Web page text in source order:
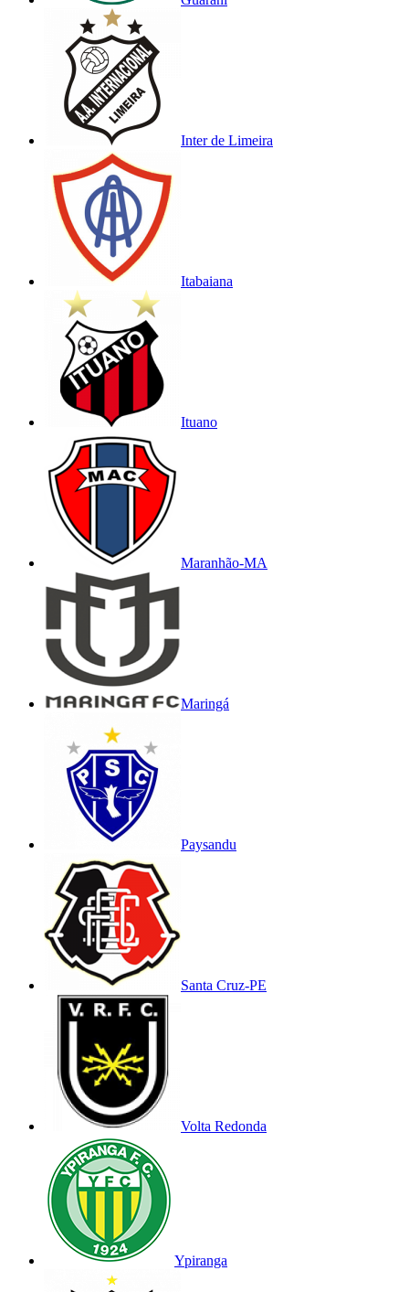
Inter de Limeira
Itabaiana
Ituano
Maranhão-MA
Maringá
Paysandu
Santa Cruz-PE
Volta Redonda
Ypiranga